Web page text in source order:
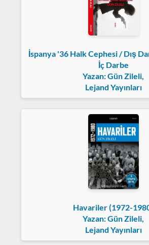
İspanya '36 Halk Cephesi / Dış
İç Darbe
Yazan: Gün Zileli,
Lejand Yayınları
Havariler (1972-
Yazan: Gün Zileli,
Lejand Yayınları